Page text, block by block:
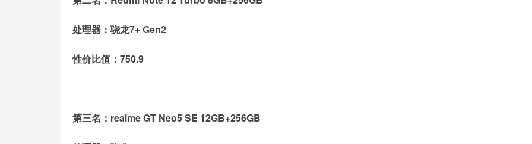
处理器：骁龙7+ Gen2
性价比值：750.9
第三名：realme GT Neo5 SE 12GB+256GB